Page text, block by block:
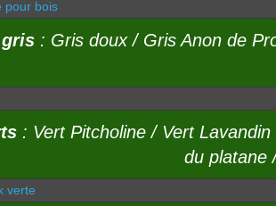
: Gris doux / Gris Anon de
: Vert Pitcholine / Vert
du platane